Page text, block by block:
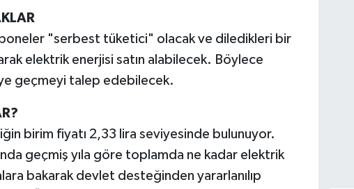
"serbest tüketici" olacak ve diledikleri bir
elektrik enerjisi satın alabilecek. Böylece
geçmeyi talep edebilecek.
birim fiyatı 2,33 lira seviyesinde bulunuyor.
geçmiş yıla göre toplamda ne kadar elektrik
bakarak devlet desteğinden yararlanılıp